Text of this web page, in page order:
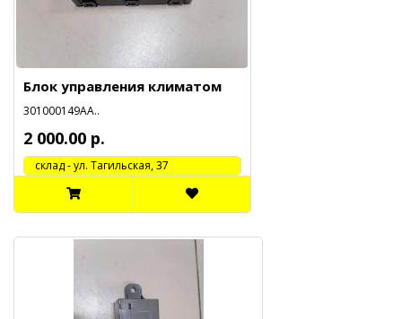
Блок управления климатом
301000149АА..
2 000.00 р.
cклад - ул. Тагильская, 37